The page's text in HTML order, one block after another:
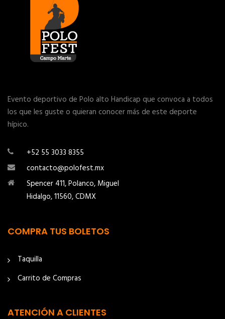
Evento deportivo de Polo alto Handicap que convoca a todos
los que les guste o quieran conocer más de este deporte
hípico.
+52 55 3033 8355
contacto@polofest.mx
Spencer 411, Polanco, Miguel
Hidalgo, 11560, CDMX
COMPRA TUS BOLETOS
Taquilla
Carrito de Compras
ATENCIÓN A CLIENTES